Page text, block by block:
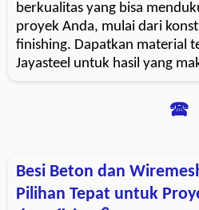
berkualitas yang bisa
proyek Anda, mulai dari
finishing. Dapatkan material
Jayasteel untuk hasil yang
🕿
Besi Beton dan
Pilihan Tepat untuk